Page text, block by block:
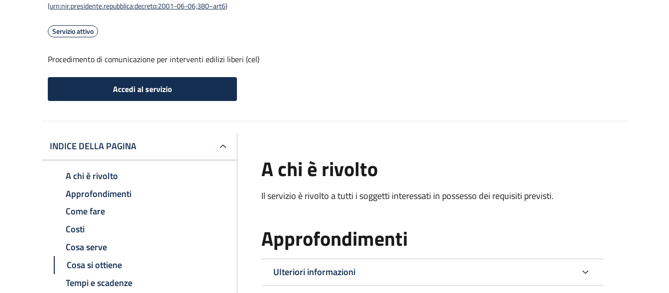
(urn:nir:presidente.repubblica:decreto:2001-06-06;380~art6)
Servizio attivo
Procedimento di comunicazione per interventi edilizi liberi (cel)
Accedi al servizio
INDICE DELLA PAGINA
A chi è rivolto
Approfondimenti
Come fare
Costi
Cosa serve
Cosa si ottiene
Tempi e scadenze
A chi è rivolto
Il servizio è rivolto a tutti i soggetti interessati in possesso dei requisiti previsti.
Approfondimenti
Ulteriori informazioni